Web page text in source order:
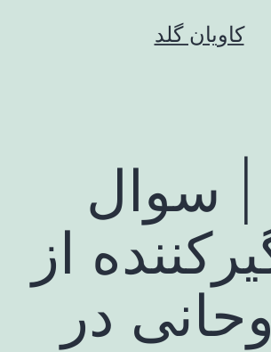
کاویان گلد
| سوال
از
در